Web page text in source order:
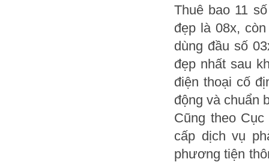
Thuê bao 11
đẹp là 08x,
dùng đầu số
đẹp nhất sau
điện thoại cố
động và chuẩn
Cũng theo
cấp dịch vụ
phương tiện